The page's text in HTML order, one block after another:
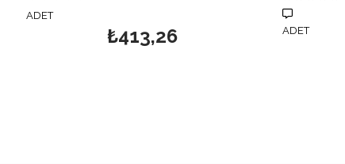
ADET
₺413,26
ADET